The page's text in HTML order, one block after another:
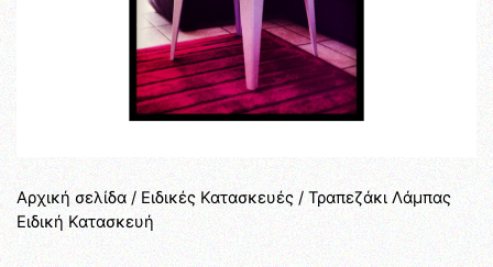
Αρχική σελίδα/ Ειδικές Κατασκευές / Τραπεζάκι Λάμπας
Ειδική Κατασκευή